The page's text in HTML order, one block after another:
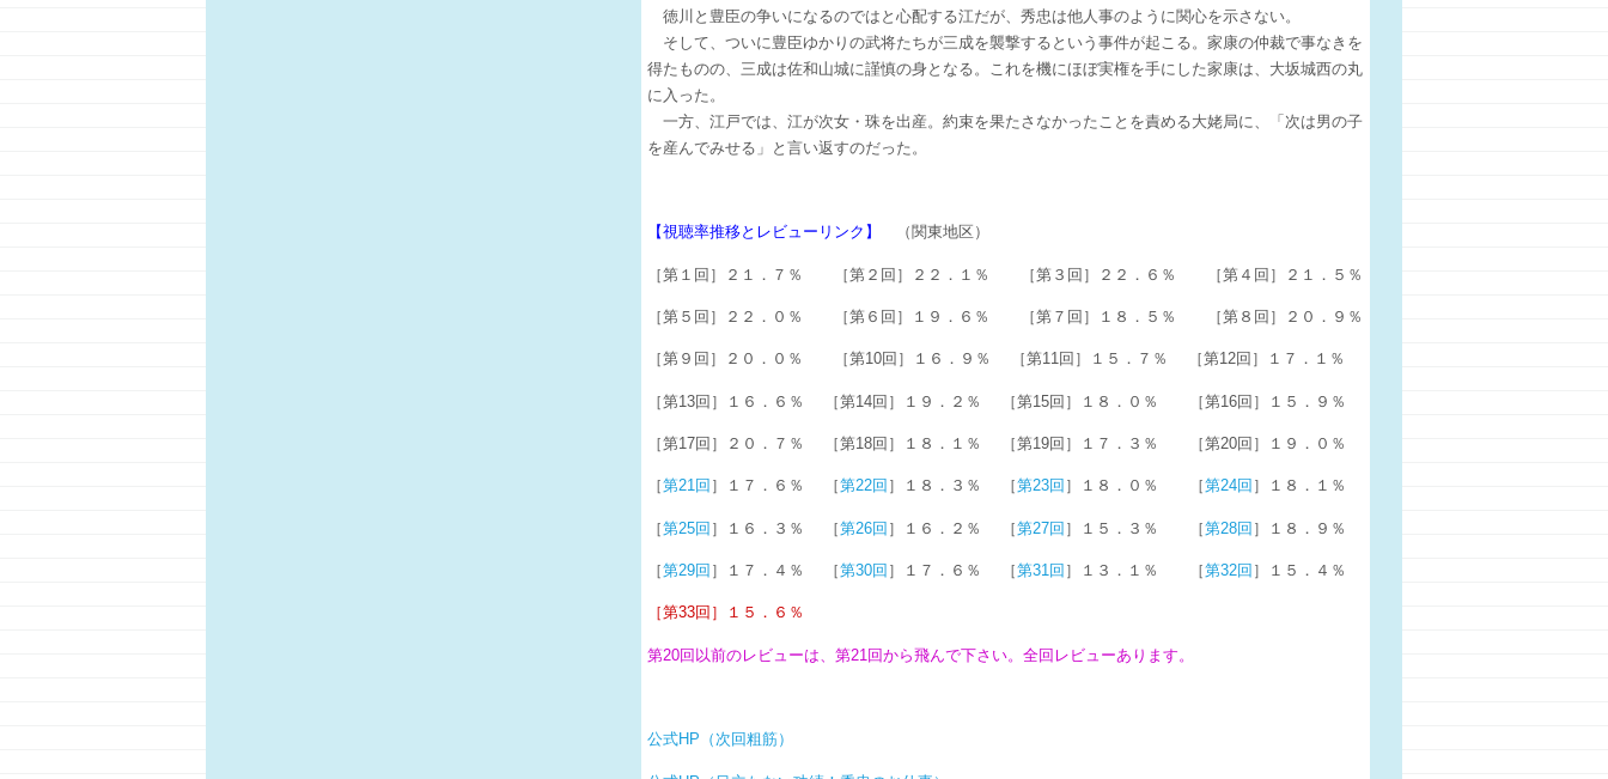
徳川と豊臣の争いになるのではと心配する江だが、秀忠は他人事のように関心を示さない。
そして、ついに豊臣ゆかりの武将たちが三成を襲撃するという事件が起こる。家康の仲裁で事なきを
得たものの、三成は佐和山城に謹慎の身となる。これを機にほぼ実権を手にした家康は、大坂城西の丸
に入った。
一方、江戸では、江が次女・珠を出産。約束を果たさなかったことを責める大姥局に、「次は男の子
を産んでみせる」と言い返すのだった。
【視聴率推移とレビューリンク】 （関東地区）
［第１回］２１．７％ ［第２回］２２．１％ ［第３回］２２．６％ ［第４回］２１．５％
［第５回］２２．０％ ［第６回］１９．６％ ［第７回］１８．５％ ［第８回］２０．９％
［第９回］２０．０％ ［第10回］１６．９％ ［第11回］１５．７％ ［第12回］１７．１％
［第13回］１６．６％ ［第14回］１９．２％ ［第15回］１８．０％ ［第16回］１５．９％
［第17回］２０．７％ ［第18回］１８．１％ ［第19回］１７．３％ ［第20回］１９．０％
［第21回 ］１７．６％ ［第22回 ］１８．３％ ［第23回 ］１８．０％ ［第24回 ］１８．１％
［第25回 ］１６．３％ ［第26回 ］１６．２％ ［第27回 ］１５．３％ ［第28回 ］１８．９％
［第29回 ］１７．４％ ［第30回 ］１７．６％ ［第31回 ］１３．１％ ［第32回 ］１５．４％
［第33回］１５．６％
第20回以前のレビューは、第21回から飛んで下さい。全回レビューあります。
公式HP（次回粗筋）